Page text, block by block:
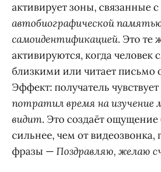
активирует зоны, связанные с
автобиографической
самоидентификацией. Это те
активируются, когда человек
близкими или читает письмо
Эффект: получатель
потратил время на изучение
видит. Это создаёт ощущение
сильнее, чем от видеозвонка,
фразы —Поздравляю, желаю